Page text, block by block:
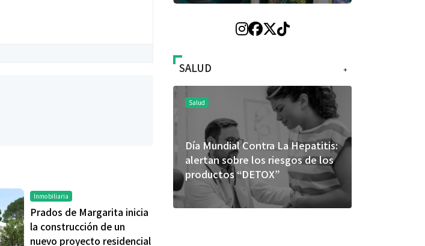
Inmobiliaria
Prados de Margarita inicia
la construcción de un
nuevo proyecto residencial
+
SALUD
Salud
Día Mundial Contra La Hepatitis:
alertan sobre los riesgos de los
productos “DETOX”
mejor